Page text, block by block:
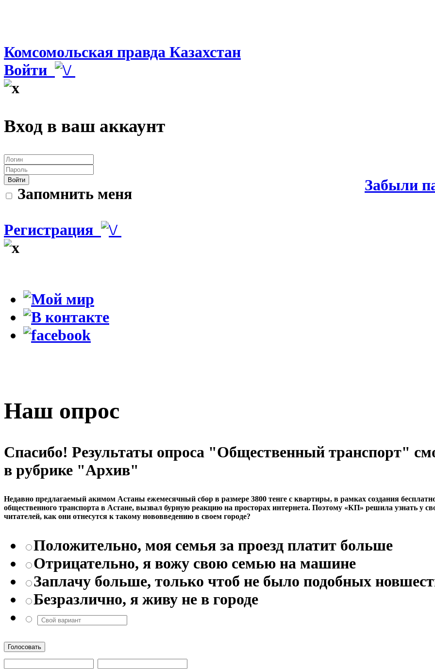
Комсомольская правда Казахстан
Войти
Вход в ваш аккаунт
Войти
Запомнить меня Забыли
Регистрация
Наш опрос
Спасибо! Результаты опроса "Общественный транспорт"
в рубрике "Архив"
Недавно предлагаемый акимом Астаны ежемесячный сбор в размере 3800 тенге с квартиры, в рамках создания
общественного транспорта в Астане, вызвал бурную реакцию на просторах интернета. Поэтому «КП» решила узнать у
читателей, как они отнесутся к такому нововведению в своем городе?
Положительно, моя семья за проезд платит больше
Отрицательно, я вожу свою семью на машине
Заплачу больше, только чтоб не было подобных
Безразлично, я живу не в городе
Голосовать